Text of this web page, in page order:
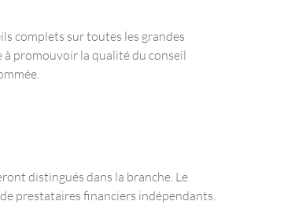
complets sur toutes les grandes
à promouvoir la qualité du conseil
distingués dans la branche. Le
prestataires financiers indépendants.